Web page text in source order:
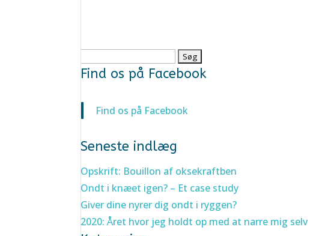
efter:
Find os på Facebook
Find os på Facebook
Seneste indlæg
Opskrift: Bouillon af oksekraftben
Ondt i knæet igen? – Et case study
Giver dine nyrer dig ondt i ryggen?
2020: Året hvor jeg holdt op med at narre mig selv